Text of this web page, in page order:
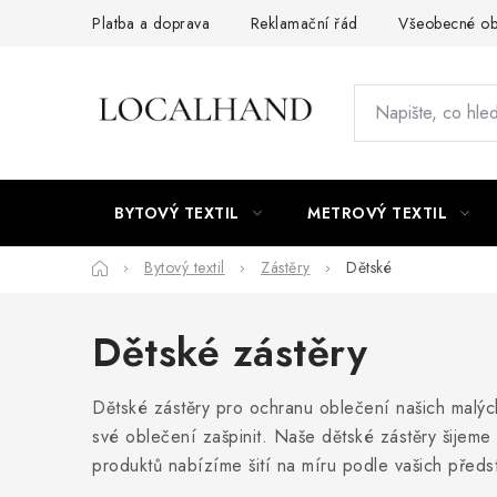
Platba a doprava Reklamační řád Všeobecné
BYTOVÝ TEXTIL METROVÝ TEXTIL
DomůBytový textil Zástěry Dětské
Dětské zástěry
Dětské zástěry pro ochranu oblečení našich
své oblečení zašpinit. Naše dětské zástěry
produktů nabízíme šití na míru podle vašich